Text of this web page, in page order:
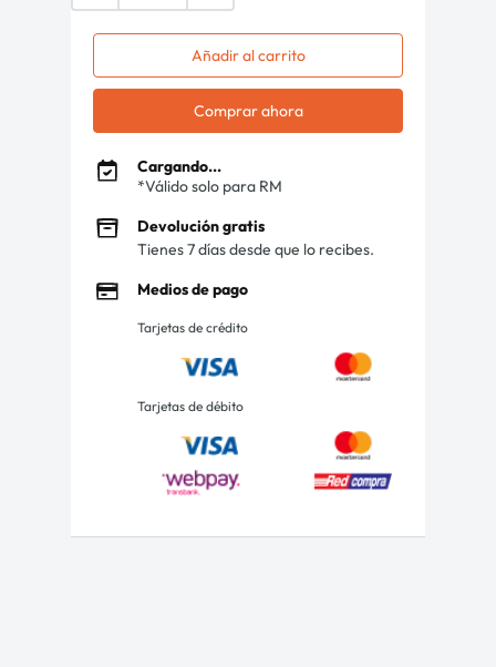
Añadir al carrito
Comprar ahora
Cargando...
*Válido solo para RM
Devolución gratis
Tienes 7 días desde que lo recibes.
Medios de pago
Tarjetas de crédito
Tarjetas de débito